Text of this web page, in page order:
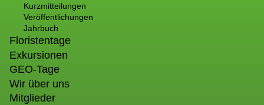
Kurzmitteilungen
Veröffentlichungen
Jahrbuch
Floristentage
Exkursionen
GEO-Tage
Wir über uns
Mitglieder